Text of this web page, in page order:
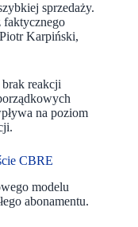
sprzedaży.
faktycznego
Karpiński,
reakcji
na poziom
CBRE
modelu
abonamentu.